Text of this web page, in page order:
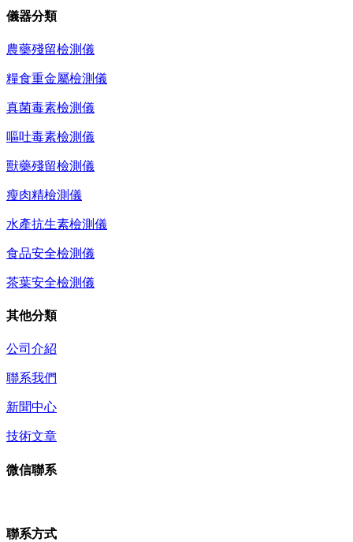
儀器分類
農藥殘留檢測儀
糧食重金屬檢測儀
真菌毒素檢測儀
嘔吐毒素檢測儀
獸藥殘留檢測儀
瘦肉精檢測儀
水產抗生素檢測儀
食品安全檢測儀
茶葉安全檢測儀
其他分類
公司介紹
聯系我們
新聞中心
技術文章
微信聯系
聯系方式